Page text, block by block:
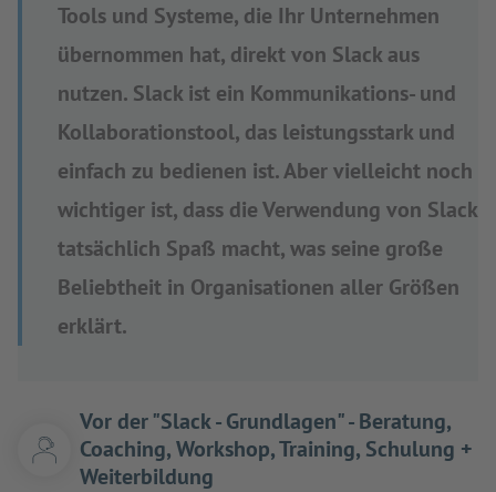
Tools und Systeme, die Ihr Unternehmen
übernommen hat, direkt von Slack aus
nutzen. Slack ist ein Kommunikations- und
Kollaborationstool, das leistungsstark und
einfach zu bedienen ist. Aber vielleicht noch
wichtiger ist, dass die Verwendung von Slack
tatsächlich Spaß macht, was seine große
Beliebtheit in Organisationen aller Größen
erklärt.
Vor der "Slack - Grundlagen" - Beratung,
Coaching, Workshop, Training, Schulung +
Weiterbildung